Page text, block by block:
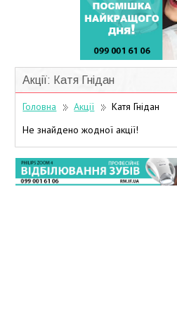
Учасники дисконтної програми
Акції: Катя Гнідан
Головна Акції
Катя Гнідан
Не знайдено жодної акції!